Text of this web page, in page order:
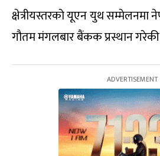
क्षेत्रीयस्तरको यूएन युथ सम्मेलनमा
गौतम मंगलबार बैंकक प्रस्थान